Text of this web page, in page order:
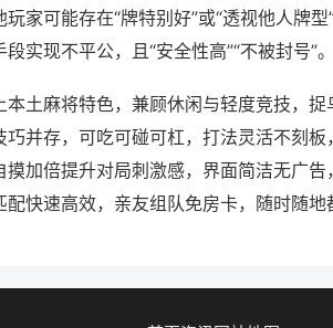
家可能存在“牌特别好”或“透视他人牌
实现不平公，且“安全性高”“不被封号”。
土麻将特色，兼顾休闲与轻度竞技，
巧并存，可吃可碰可杠，打法灵活不刻
摸加倍提升对局刺激感，界面简洁无广
快速高效，亲友组队免房卡，随时随地